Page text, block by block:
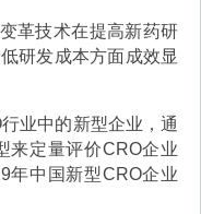
技术在提高新药研
研发成本方面成效显
业中的新型企业，通
来定量评价CRO企业
年中国新型CRO企业